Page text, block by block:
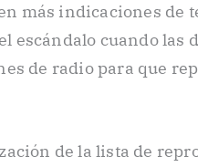
más indicaciones de
escándalo cuando las
de radio para que
de la lista de